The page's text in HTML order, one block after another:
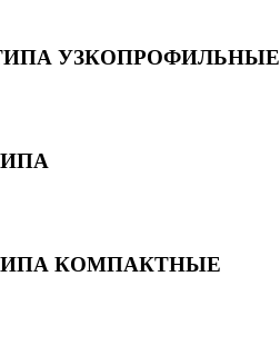
УЗКОПРОФИЛЬНЫЕ
КОМПАКТНЫЕ